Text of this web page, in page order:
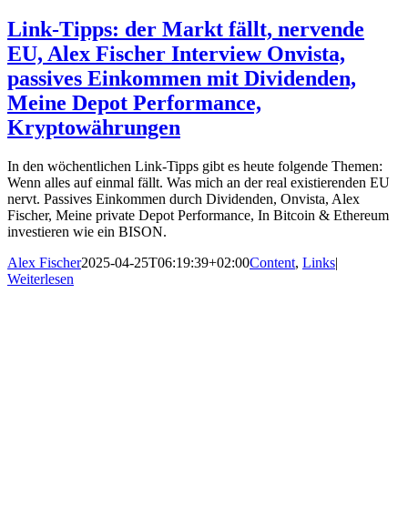
Link-Tipps: der Markt fällt, nervende
EU, Alex Fischer Interview Onvista,
passives Einkommen mit Dividenden,
Meine Depot Performance,
Kryptowährungen
In den wöchentlichen Link-Tipps gibt es heute folgende Themen:
Wenn alles auf einmal fällt. Was mich an der real existierenden EU
nervt. Passives Einkommen durch Dividenden, Onvista, Alex
Fischer, Meine private Depot Performance, In Bitcoin & Ethereum
investieren wie ein BISON.
Alex Fischer2025-04-25T06:19:39+02:00Content, Links|
Weiterlesen